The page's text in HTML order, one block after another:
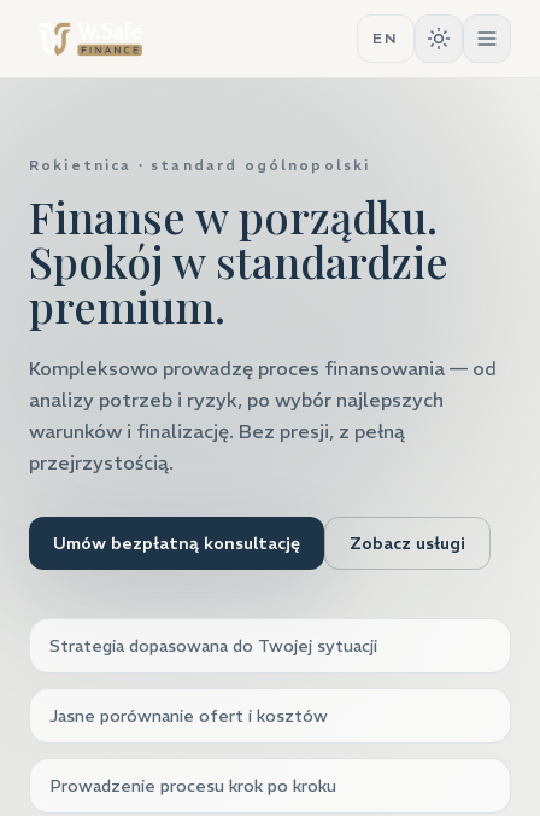
Przejdź do strony głównej
EN
Rokietnica · standard ogólnopolski
Finanse w porządku.
Spokój w standardzie
premium.
Kompleksowo prowadzę proces finansowania — od
analizy potrzeb i ryzyk, po wybór najlepszych
warunków i finalizację. Bez presji, z pełną
przejrzystością.
Umów bezpłatną konsultację Zobacz usługi
Strategia dopasowana do Twojej sytuacji
Jasne porównanie ofert i kosztów
Prowadzenie procesu krok po kroku